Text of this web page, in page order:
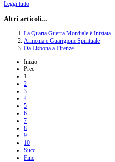
Leggi tutto
Altri articoli...
La Quarta Guerra Mondiale è Iniziata...
Armonia e Guarigione Spirituale
Da Lisbona a Firenze
Inizio
Prec
1
2
3
4
5
6
7
8
9
10
Succ
Fine